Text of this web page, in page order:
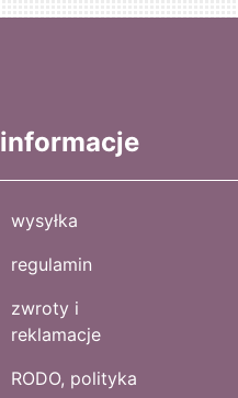
informacje
wysyłka
regulamin
zwroty i
reklamacje
RODO, polityka